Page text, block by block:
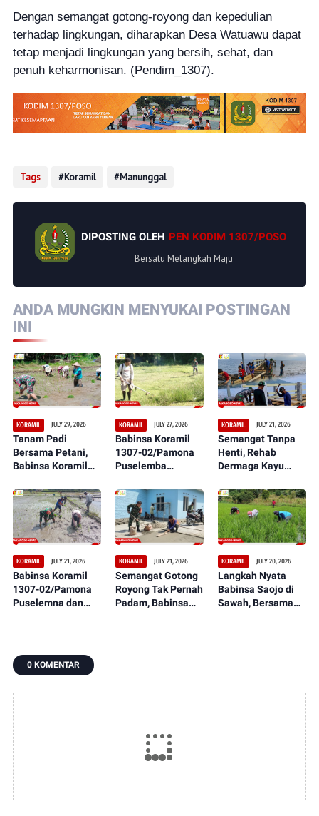
Dengan semangat gotong-royong dan kepedulian
terhadap lingkungan, diharapkan Desa Watuawu dapat
tetap menjadi lingkungan yang bersih, sehat, dan
penuh keharmonisan. (Pendim_1307).
Tags Koramil Manunggal
DIPOSTING OLEH PEN KODIM 1307/POSO
Bersatu Melangkah Maju
ANDA MUNGKIN MENYUKAI POSTINGAN
INI
KORAMIL JULY 29, 2026
Tanam Padi
Bersama Petani,
Babinsa Koramil
Puselemba Dukung
Peningkatan Hasil
Panen dan
Ketahanan Pangan
KORAMIL JULY 27, 2026
Babinsa Koramil
1307-02/Pamona
Puselemba
Masyarakat
Ciptakan Lapangan
Sepak Bola Bersih,
Nyaman, dan
Representatif
KORAMIL JULY 21, 2026
Semangat Tanpa
Henti, Rehab
Dermaga Kayu
Teritorial TNI Terus
Tunjukkan
Perkembangan
Signifikan
KORAMIL JULY 21, 2026
Babinsa Koramil
1307-02/Pamona
Puselemna dan
Jadi Awal Harapan
Panen Berlimpah
KORAMIL JULY 21, 2026
Semangat Gotong
Royong Tak Pernah
Padam, Babinsa
KORAMIL JULY 20, 2026
Langkah Nyata
Babinsa Saojo di
Sawah, Bersama
0 KOMENTAR